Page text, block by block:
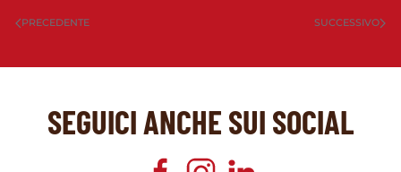
PRECEDENTE SUCCESSIVO
SEGUICI ANCHE SUI SOCIAL